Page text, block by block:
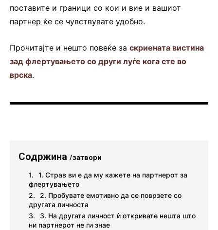
поставите и граници со кои и вие и вашиот
партнер ќе се чувствувате удобно.
Прочитајте и нешто повеќе за скриената вистина
зад флертувањето со други луѓе кога сте во
врска.
Содржина /затвори
1. Страв ви е да му кажете на партнерот за
флертувањето
2. Пробувате емотивно да се поврзете со
другата личноста
3. На другата личност ѝ откривате нешта што
ни партнерот не ги знае